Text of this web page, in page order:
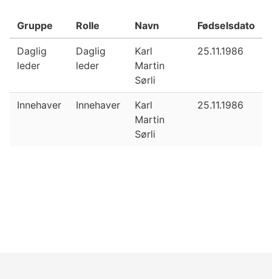
Gruppe Rolle Navn Fødselsdato
Daglig
leder
Daglig
leder
Karl
Martin
Sørli
25.11.1986
Innehaver Innehaver
Karl
Martin
Sørli
25.11.1986